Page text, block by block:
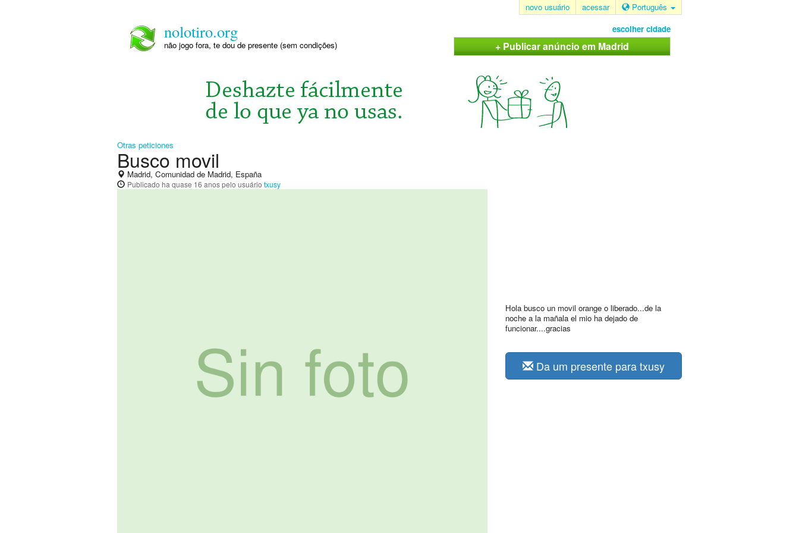
novo usuário acessar Português
nolotiro.org
não jogo fora, te dou de presente (sem condições)
escolher cidade
+ Publicar anúncio em Madrid
Otras peticiones
Busco movil
Madrid, Comunidad de Madrid, España
Publicado ha quase 16 anospelo usuário txusy
Hola busco un movil orange o liberado...de la
noche a la mañala el mio ha dejado de
funcionar....gracias
Da um presente para txusy